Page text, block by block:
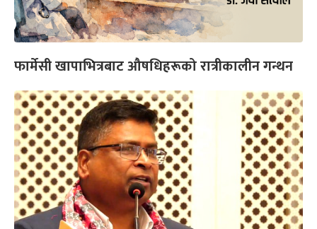
फार्मेसी खापाभित्रबाट औषधिहरूको रात्रीकालीन गन्थन